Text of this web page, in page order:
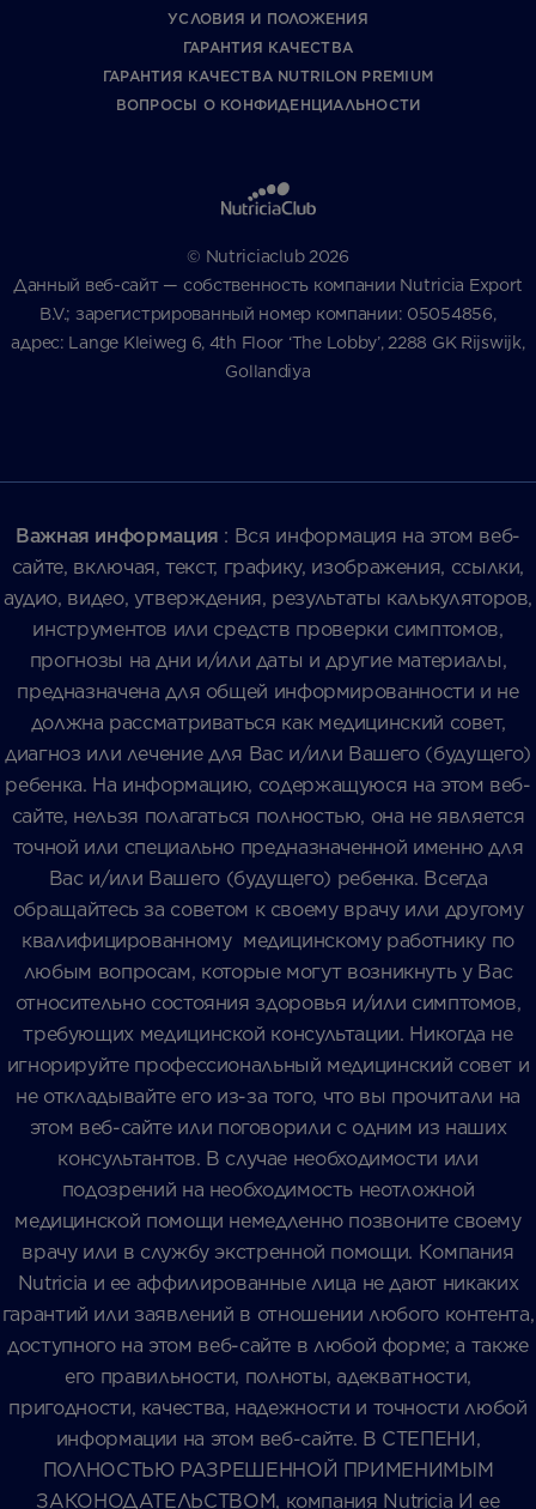
УCЛОВИЯ И ПОЛОЖЕНИЯ
ГАРАНТИЯ КАЧЕСТВА
ГАРАНТИЯ КАЧЕСТВА NUTRILON PREMIUM
ВОПРОСЫ О КОНФИДЕНЦИАЛЬНОСТИ
© Nutriciaclub 2026
Данный веб-сайт — собственность компании Nutricia Export
B.V.; зарегистрированный номер компании: 05054856,
адрес: Lange Kleiweg 6, 4th Floor ‘The Lobby’, 2288 GK Rijswijk,
Gollandiya
Важная информация : Вся информация на этом веб-
сайте, включая, текст, графику, изображения, ссылки,
аудио, видео, утверждения, результаты калькуляторов,
инструментов или средств проверки симптомов,
прогнозы на дни и/или даты и другие материалы,
предназначена для общей информированности и не
должна рассматриваться как медицинский совет,
диагноз или лечение для Вас и/или Вашего (будущего)
ребенка. На информацию, содержащуюся на этом веб-
сайте, нельзя полагаться полностью, она не является
точной или специально предназначенной именно для
Вас и/или Вашего (будущего) ребенка. Всегда
обращайтесь за советом к своему врачу или другому
квалифицированному медицинскому работнику по
любым вопросам, которые могут возникнуть у Вас
относительно состояния здоровья и/или симптомов,
требующих медицинской консультации. Никогда не
игнорируйте профессиональный медицинский совет и
не откладывайте его из-за того, что вы прочитали на
этом веб-сайте или поговорили с одним из наших
консультантов. В случае необходимости или
подозрений на необходимость неотложной
медицинской помощи немедленно позвоните своему
врачу или в службу экстренной помощи. Компания
Nutricia и ее аффилированные лица не дают никаких
гарантий или заявлений в отношении любого контента,
доступного на этом веб-сайте в любой форме; а также
его правильности, полноты, адекватности,
пригодности, качества, надежности и точности любой
информации на этом веб-сайте. В СТЕПЕНИ,
ПОЛНОСТЬЮ РАЗРЕШЕННОЙ ПРИМЕНИМЫМ
ЗАКОНОДАТЕЛЬСТВОМ, компания Nutricia И ее